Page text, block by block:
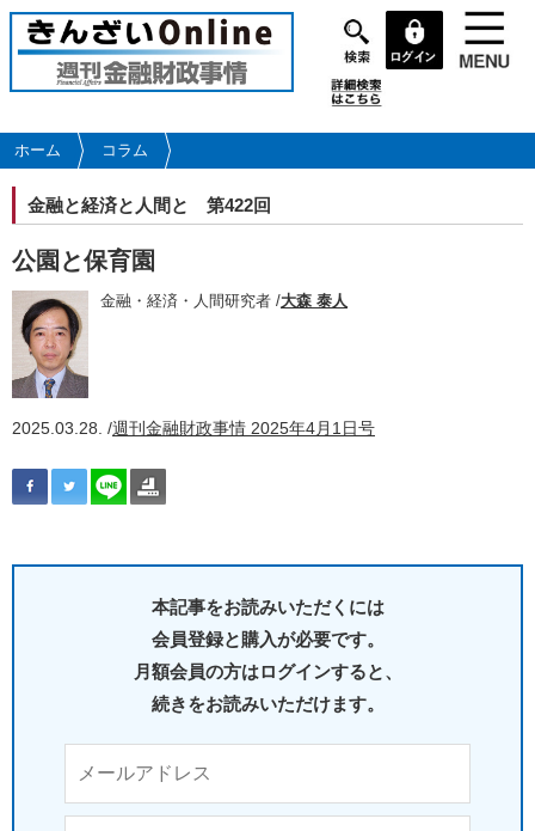
メ
イ
コ
ン
ツ
に
ホーム コラム
金融と経済と人間と 第422回
公園と保育園
金融・経済・人間研究者 /大森 泰人
2025.03.28. /週刊金融財政事情 2025年4月1日号
本記事をお読みいただくには
会員登録と購入が必要です。
月額会員の方はログインすると、
続きをお読みいただけます。